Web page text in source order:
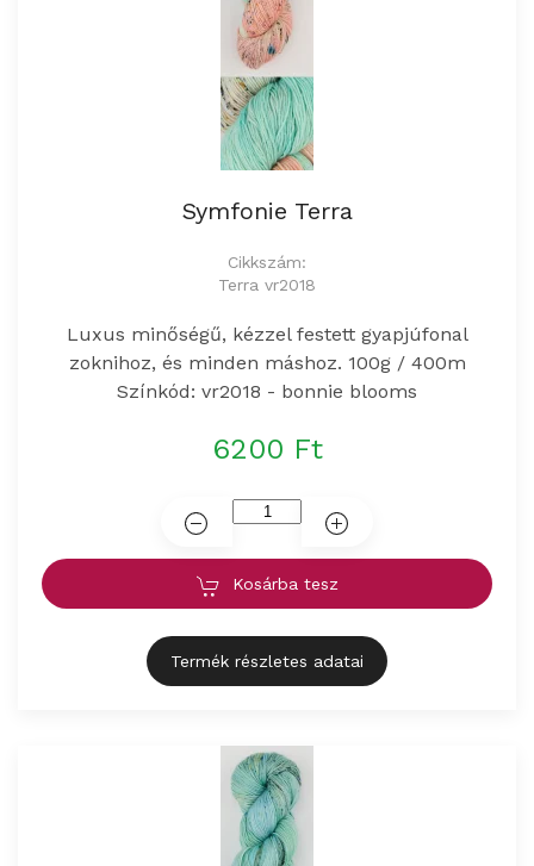
Symfonie Terra
Cikkszám:
Terra vr2018
Luxus minőségű, kézzel festett gyapjúfonal
zoknihoz, és minden máshoz. 100g / 400m
Színkód: vr2018 - bonnie blooms
6200 Ft
Kosárba tesz
Termék részletes adatai